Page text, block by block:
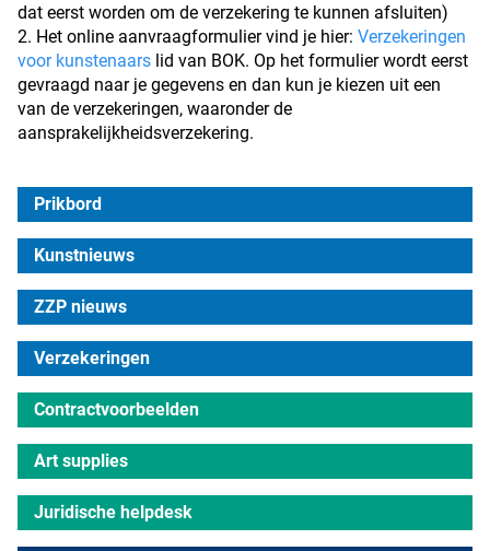
dat eerst worden om de verzekering te kunnen afsluiten)
2. Het online aanvraagformulier vind je hier: Verzekeringen
voor kunstenaars lid van BOK. Op het formulier wordt eerst
gevraagd naar je gegevens en dan kun je kiezen uit een
van de verzekeringen, waaronder de
aansprakelijkheidsverzekering.
Prikbord
Kunstnieuws
ZZP nieuws
Verzekeringen
Contractvoorbeelden
Art supplies
Juridische helpdesk